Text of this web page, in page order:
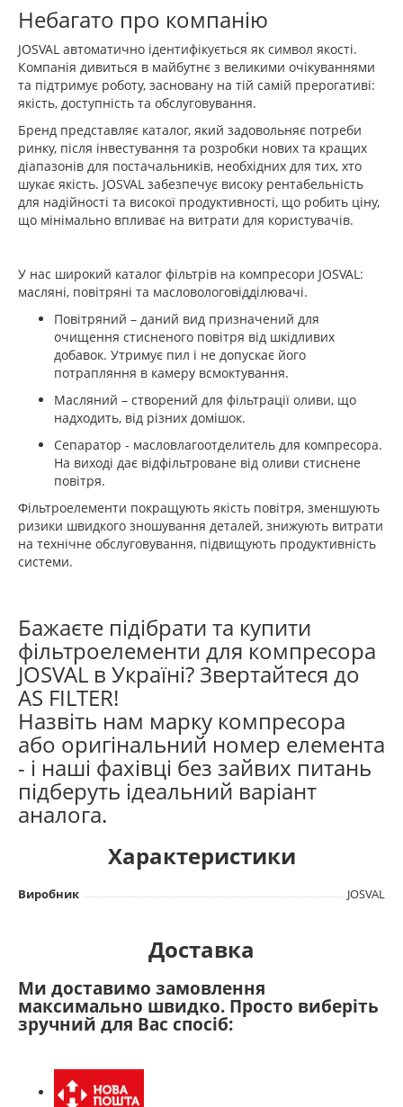
Небагато про компанію
JOSVAL автоматично ідентифікується як символ якості.
Компанія дивиться в майбутнє з великими очікуваннями
та підтримує роботу, засновану на тій самій прерогативі:
якість, доступність та обслуговування.
Бренд представляє каталог, який задовольняє потреби
ринку, після інвестування та розробки нових та кращих
діапазонів для постачальників, необхідних для тих, хто
шукає якість. JOSVAL забезпечує високу рентабельність
для надійності та високої продуктивності, що робить ціну,
що мінімально впливає на витрати для користувачів.
У нас широкий каталог фільтрів на компресори JOSVAL:
масляні, повітряні та масловологовідділювачі.
Повітряний – даний вид призначений для
очищення стисненого повітря від шкідливих
добавок. Утримує пил і не допускає його
потрапляння в камеру всмоктування.
Масляний – створений для фільтрації оливи, що
надходить, від різних домішок.
Сепаратор - масловлагоотделитель для компресора.
На виході дає відфільтроване від оливи стиснене
повітря.
Фільтроелементи покращують якість повітря, зменшують
ризики швидкого зношування деталей, знижують витрати
на технічне обслуговування, підвищують продуктивність
системи.
Бажаєте підібрати та купити
фільтроелементи для компресора
JOSVAL в Україні? Звертайтеся до
AS FILTER!
Назвіть нам марку компресора
або оригінальний номер елемента
- і наші фахівці без зайвих питань
підберуть ідеальний варіант
аналога.
Характеристики
Виробник JOSVAL
Доставка
Ми доставимо замовлення
максимально швидко. Просто виберіть
зручний для Вас спосіб: